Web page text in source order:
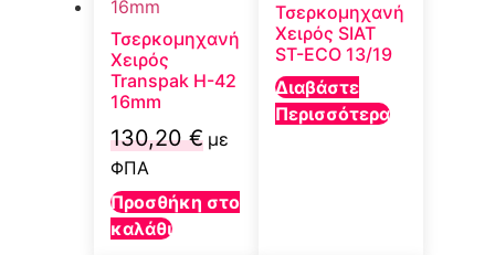
Τσερκομηχανή
Χειρός
Transpak H-42
16mm
130,20€ με
ΦΠΑ
Προσθήκη στο
καλάθι
Τσερκομηχανή
Χειρός SIAT
ST-ECO 13/19
Διαβάστε
Περισσότερα